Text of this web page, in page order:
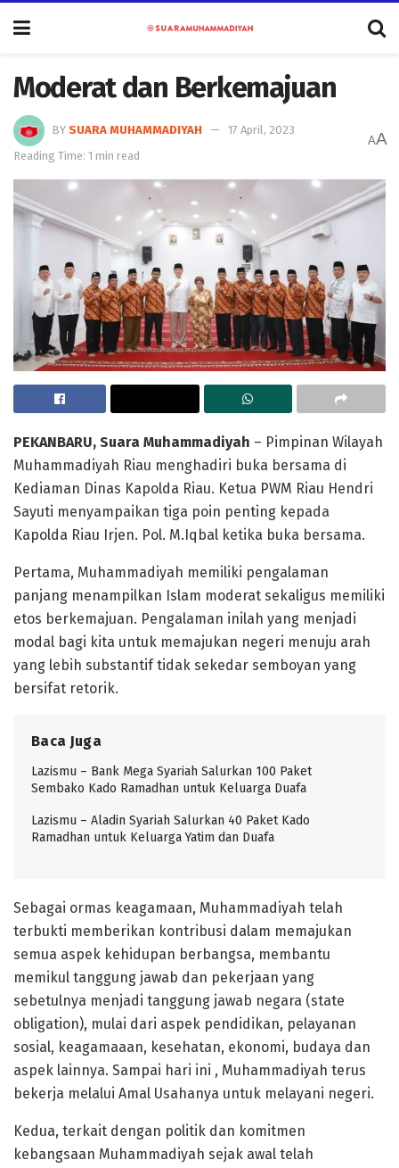
Moderat dan Berkemajuan
BY SUARA MUHAMMADIYAH
17 April, 2023
Reading Time: 1 min read
AA
PEKANBARU, Suara Muhammadiyah – Pimpinan Wilayah
Muhammadiyah Riau menghadiri buka bersama di
Kediaman Dinas Kapolda Riau. Ketua PWM Riau Hendri
Sayuti menyampaikan tiga poin penting kepada
Kapolda Riau Irjen. Pol. M.Iqbal ketika buka bersama.
Pertama, Muhammadiyah memiliki pengalaman
panjang menampilkan Islam moderat sekaligus memiliki
etos berkemajuan. Pengalaman inilah yang menjadi
modal bagi kita untuk memajukan negeri menuju arah
yang lebih substantif tidak sekedar semboyan yang
bersifat retorik.
Baca Juga
Lazismu – Bank Mega Syariah Salurkan 100 Paket
Sembako Kado Ramadhan untuk Keluarga Duafa
Lazismu – Aladin Syariah Salurkan 40 Paket Kado
Ramadhan untuk Keluarga Yatim dan Duafa
Sebagai ormas keagamaan, Muhammadiyah telah
terbukti memberikan kontribusi dalam memajukan
semua aspek kehidupan berbangsa, membantu
memikul tanggung jawab dan pekerjaan yang
sebetulnya menjadi tanggung jawab negara (state
obligation), mulai dari aspek pendidikan, pelayanan
sosial, keagamaaan, kesehatan, ekonomi, budaya dan
aspek lainnya. Sampai hari ini , Muhammadiyah terus
bekerja melalui Amal Usahanya untuk melayani negeri.
Kedua, terkait dengan politik dan komitmen
kebangsaan Muhammadiyah sejak awal telah